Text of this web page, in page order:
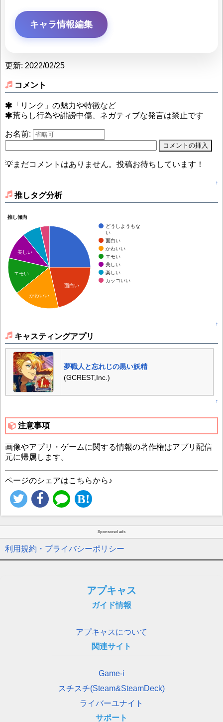
キャラ情報編集
更新: 2022/02/25
コメント
「リンク」の魅力や特徴など
荒らし行為や誹謗中傷、ネガティブな発言は禁止です
お名前:
💡まだコメントはありません。投稿お待ちしています！
↑
推しタグ分析
推し傾向
どうしようもな
い
面白い
かわいい
エモい
美しい
楽しい
カッコいい
面白い
美しい
エモい
かわいい
↑
キャスティングアプリ
夢職人と忘れじの黒い妖精
(GCREST,Inc.)
↑
注意事項
画像やアプリ・ゲームに関する情報の著作権はアプリ配信
元に帰属します。
ページのシェアはこちらから♪
Sponsored ads
利用規約・プライバシーポリシー
アプキャス
ガイド情報
アプキャスについて
関連サイト
Game-i
スチスチ(Steam&SteamDeck)
ライバーユナイト
サポート